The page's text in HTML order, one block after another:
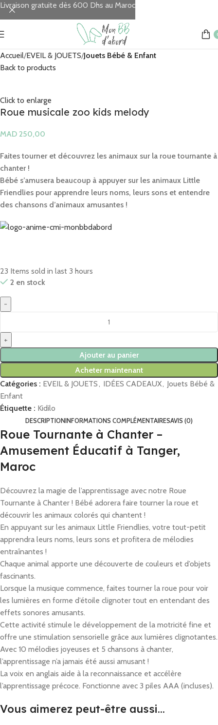
Accueil EVEIL & JOUETS Jouets Bébé & Enfant
MAD MAD
Back to products
Click to enlarge
Roue musicale zoo kids melody
MAD
Faites tourner et découvrez les animaux sur la roue tournante à
chanter !
Bébé s’amusera beaucoup à appuyer sur les animaux Little
Friendlies pour apprendre leurs noms, leurs sons et entendre
des chansons d’animaux amusantes !
23 Items sold in last 3 hours
2 en stock
Ajouter au panier
Acheter maintenant
Catégories : EVEIL & JOUETS, IDÉES CADEAUX, Jouets Bébé &
Enfant
Étiquette : Kidilo
DESCRIPTIONINFORMATIONS COMPLÉMENTAIRESAVIS (0)
Roue Tournante à Chanter –
Amusement Éducatif à Tanger,
Maroc
Découvrez la magie de l’apprentissage avec notre Roue
Tournante à Chanter ! Bébé adorera faire tourner la roue et
découvrir les animaux colorés qui chantent !
En appuyant sur les animaux Little Friendlies, votre tout-petit
apprendra leurs noms, leurs sons et profitera de mélodies
entraînantes !
Chaque animal apporte une découverte de couleurs et d’objets
fascinants.
Lorsque la musique commence, faites tourner la roue pour voir
les lumières en forme d’étoile clignoter tout en entendant des
effets sonores amusants.
Cette activité stimule le développement de la motricité fine et
offre une stimulation sensorielle grâce aux lumières clignotantes.
Avec 10 mélodies joyeuses et 5 chansons à chanter,
l’apprentissage n’a jamais été aussi amusant !
La voix en anglais aide à la reconnaissance et accélère
l’apprentissage précoce. Fonctionne avec 3 piles AAA (incluses).
Vous aimerez peut-être aussi…
Livraison gratuite dès 600 Dhs au Maroc